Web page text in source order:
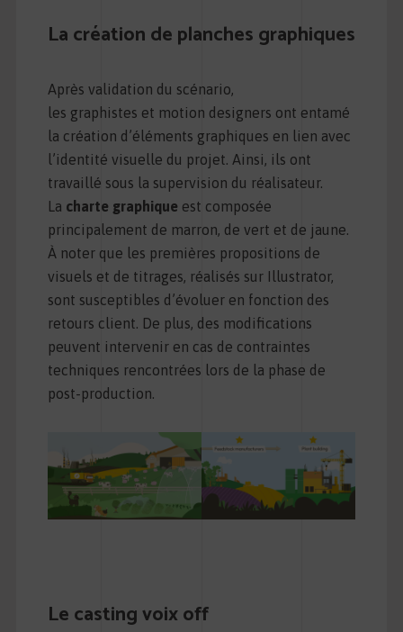
La création de planches graphiques
Après validation du scénario,
les graphistes et motion designers ont entamé
la création d’éléments graphiques en lien avec
l’identité visuelle du projet. Ainsi, ils ont
travaillé sous la supervision du réalisateur.
La charte graphique est composée
principalement de marron, de vert et de jaune.
À noter que les premières propositions de
visuels et de titrages, réalisés sur Illustrator,
sont susceptibles d’évoluer en fonction des
retours client. De plus, des modifications
peuvent intervenir en cas de contraintes
techniques rencontrées lors de la phase de
post-production.
Le casting voix off